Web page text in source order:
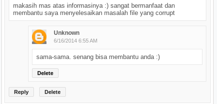
makasih mas atas informasinya :) sangat bermanfaat dan
membantu saya menyelesaikan masalah file yang corrupt
Unknown
6/16/2014 6:55 AM
sama-sama. senang bisa membantu anda :)
Delete
Reply Delete